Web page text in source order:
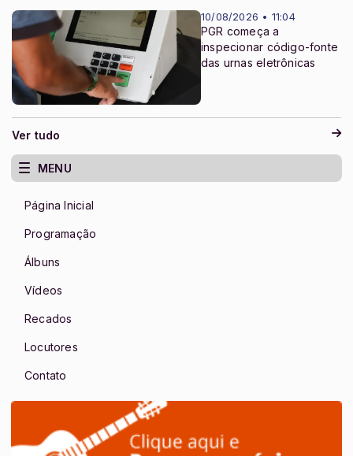
10/08/2026 • 11:04
PGR começa a
inspecionar código-fonte
das urnas eletrônicas
Ver tudo
MENU
Página Inicial
Programação
Álbuns
Vídeos
Recados
Locutores
Contato